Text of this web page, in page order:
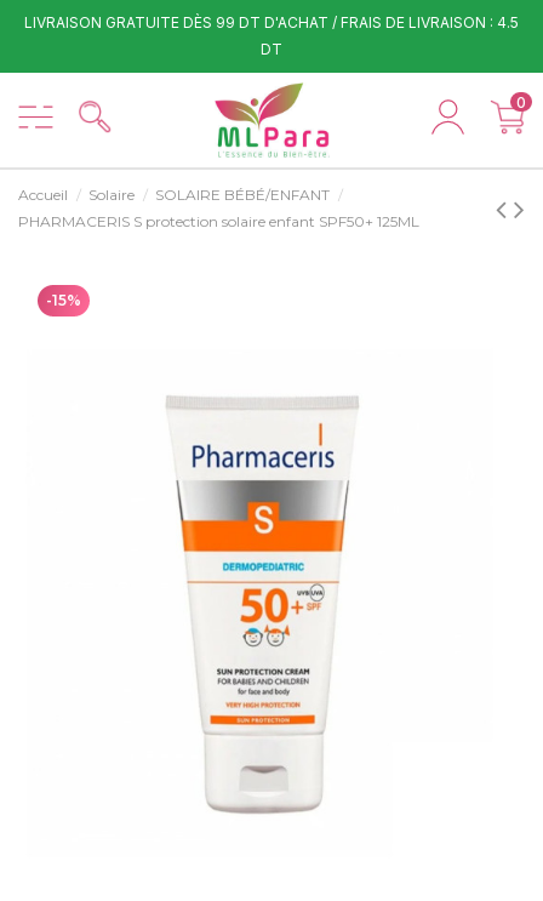
LIVRAISON GRATUITE DÈS 99 DT D'ACHAT / FRAIS DE LIVRAISON : 4.5
DT
0
Accueil Solaire
SOLAIRE BÉBÉ/ENFANT
PHARMACERIS S protection solaire enfant SPF50+ 125ML
-15%